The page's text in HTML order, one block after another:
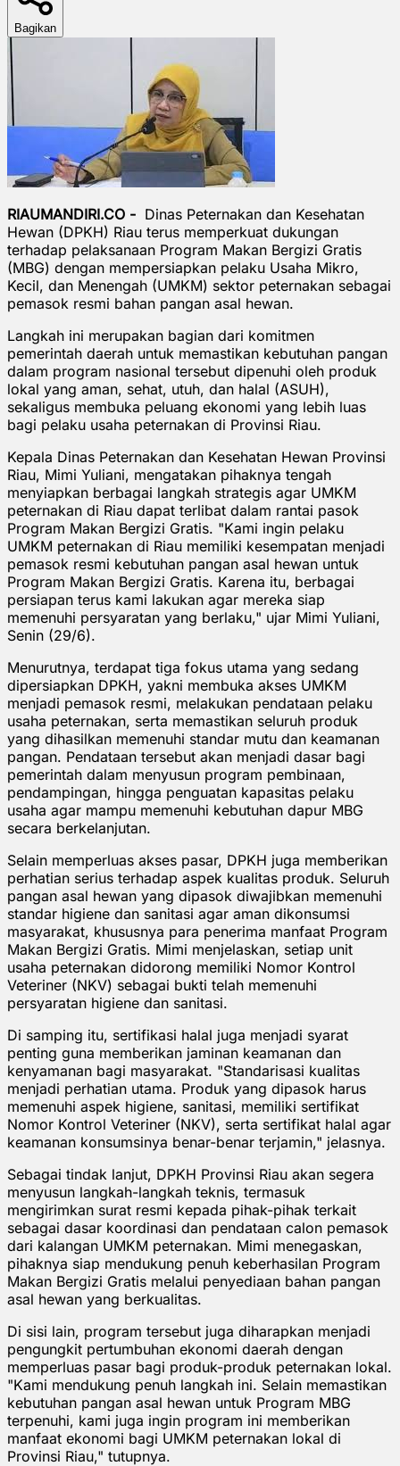
Bagikan
RIAUMANDIRI.CO - Dinas Peternakan dan Kesehatan
Hewan (DPKH) Riau terus memperkuat dukungan
terhadap pelaksanaan Program Makan Bergizi Gratis
(MBG) dengan mempersiapkan pelaku Usaha Mikro,
Kecil, dan Menengah (UMKM) sektor peternakan sebagai
pemasok resmi bahan pangan asal hewan.
Langkah ini merupakan bagian dari komitmen
pemerintah daerah untuk memastikan kebutuhan pangan
dalam program nasional tersebut dipenuhi oleh produk
lokal yang aman, sehat, utuh, dan halal (ASUH),
sekaligus membuka peluang ekonomi yang lebih luas
bagi pelaku usaha peternakan di Provinsi Riau.
Kepala Dinas Peternakan dan Kesehatan Hewan Provinsi
Riau, Mimi Yuliani, mengatakan pihaknya tengah
menyiapkan berbagai langkah strategis agar UMKM
peternakan di Riau dapat terlibat dalam rantai pasok
Program Makan Bergizi Gratis. "Kami ingin pelaku
UMKM peternakan di Riau memiliki kesempatan menjadi
pemasok resmi kebutuhan pangan asal hewan untuk
Program Makan Bergizi Gratis. Karena itu, berbagai
persiapan terus kami lakukan agar mereka siap
memenuhi persyaratan yang berlaku," ujar Mimi Yuliani,
Senin (29/6).
Menurutnya, terdapat tiga fokus utama yang sedang
dipersiapkan DPKH, yakni membuka akses UMKM
menjadi pemasok resmi, melakukan pendataan pelaku
usaha peternakan, serta memastikan seluruh produk
yang dihasilkan memenuhi standar mutu dan keamanan
pangan. Pendataan tersebut akan menjadi dasar bagi
pemerintah dalam menyusun program pembinaan,
pendampingan, hingga penguatan kapasitas pelaku
usaha agar mampu memenuhi kebutuhan dapur MBG
secara berkelanjutan.
Selain memperluas akses pasar, DPKH juga memberikan
perhatian serius terhadap aspek kualitas produk. Seluruh
pangan asal hewan yang dipasok diwajibkan memenuhi
standar higiene dan sanitasi agar aman dikonsumsi
masyarakat, khususnya para penerima manfaat Program
Makan Bergizi Gratis. Mimi menjelaskan, setiap unit
usaha peternakan didorong memiliki Nomor Kontrol
Veteriner (NKV) sebagai bukti telah memenuhi
persyaratan higiene dan sanitasi.
Di samping itu, sertifikasi halal juga menjadi syarat
penting guna memberikan jaminan keamanan dan
kenyamanan bagi masyarakat. "Standarisasi kualitas
menjadi perhatian utama. Produk yang dipasok harus
memenuhi aspek higiene, sanitasi, memiliki sertifikat
Nomor Kontrol Veteriner (NKV), serta sertifikat halal agar
keamanan konsumsinya benar-benar terjamin," jelasnya.
Sebagai tindak lanjut, DPKH Provinsi Riau akan segera
menyusun langkah-langkah teknis, termasuk
mengirimkan surat resmi kepada pihak-pihak terkait
sebagai dasar koordinasi dan pendataan calon pemasok
dari kalangan UMKM peternakan. Mimi menegaskan,
pihaknya siap mendukung penuh keberhasilan Program
Makan Bergizi Gratis melalui penyediaan bahan pangan
asal hewan yang berkualitas.
Di sisi lain, program tersebut juga diharapkan menjadi
pengungkit pertumbuhan ekonomi daerah dengan
memperluas pasar bagi produk-produk peternakan lokal.
"Kami mendukung penuh langkah ini. Selain memastikan
kebutuhan pangan asal hewan untuk Program MBG
terpenuhi, kami juga ingin program ini memberikan
manfaat ekonomi bagi UMKM peternakan lokal di
Provinsi Riau," tutupnya.